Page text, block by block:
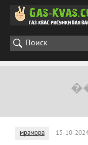
мрамора 15-10-